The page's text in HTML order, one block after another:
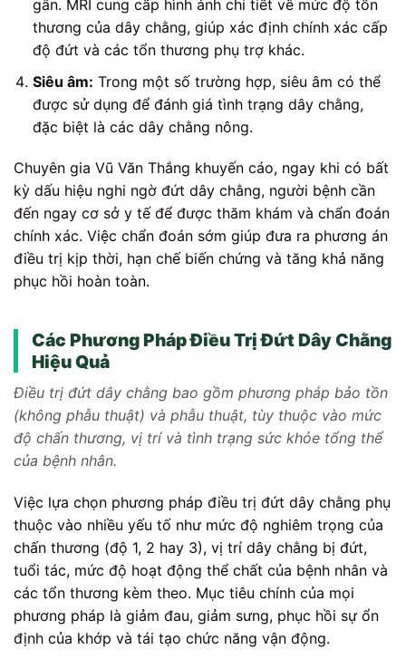
gân. MRI cung cấp hình ảnh chi tiết về mức độ tổn
thương của dây chằng, giúp xác định chính xác cấp
độ đứt và các tổn thương phụ trợ khác.
Siêu âm: Trong một số trường hợp, siêu âm có thể
được sử dụng để đánh giá tình trạng dây chằng,
đặc biệt là các dây chằng nông.
Chuyên gia Vũ Văn Thắng khuyến cáo, ngay khi có bất
kỳ dấu hiệu nghi ngờ đứt dây chằng, người bệnh cần
đến ngay cơ sở y tế để được thăm khám và chẩn đoán
chính xác. Việc chẩn đoán sớm giúp đưa ra phương án
điều trị kịp thời, hạn chế biến chứng và tăng khả năng
phục hồi hoàn toàn.
Các Phương Pháp Điều Trị Đứt Dây Chằng
Hiệu Quả
Điều trị đứt dây chằng bao gồm phương pháp bảo tồn
(không phẫu thuật) và phẫu thuật, tùy thuộc vào mức
độ chấn thương, vị trí và tình trạng sức khỏe tổng thể
của bệnh nhân.
Việc lựa chọn phương pháp điều trị đứt dây chằng phụ
thuộc vào nhiều yếu tố như mức độ nghiêm trọng của
chấn thương (độ 1, 2 hay 3), vị trí dây chằng bị đứt,
tuổi tác, mức độ hoạt động thể chất của bệnh nhân và
các tổn thương kèm theo. Mục tiêu chính của mọi
phương pháp là giảm đau, giảm sưng, phục hồi sự ổn
định của khớp và tái tạo chức năng vận động.